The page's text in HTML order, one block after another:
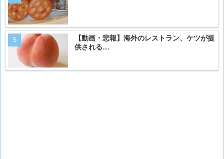
【動画・悲報】海外のレストラン、ケツが提
供される…